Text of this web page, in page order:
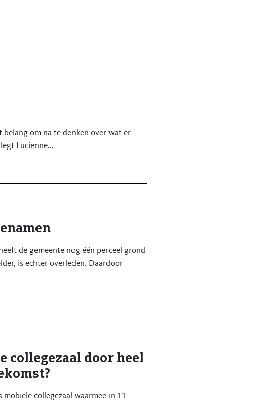
om na te denken over wat er
Lucienne...
de gemeente nog één perceel grond
is echter overleden. Daardoor
collegezaal door heel
collegezaal waarmee in 11